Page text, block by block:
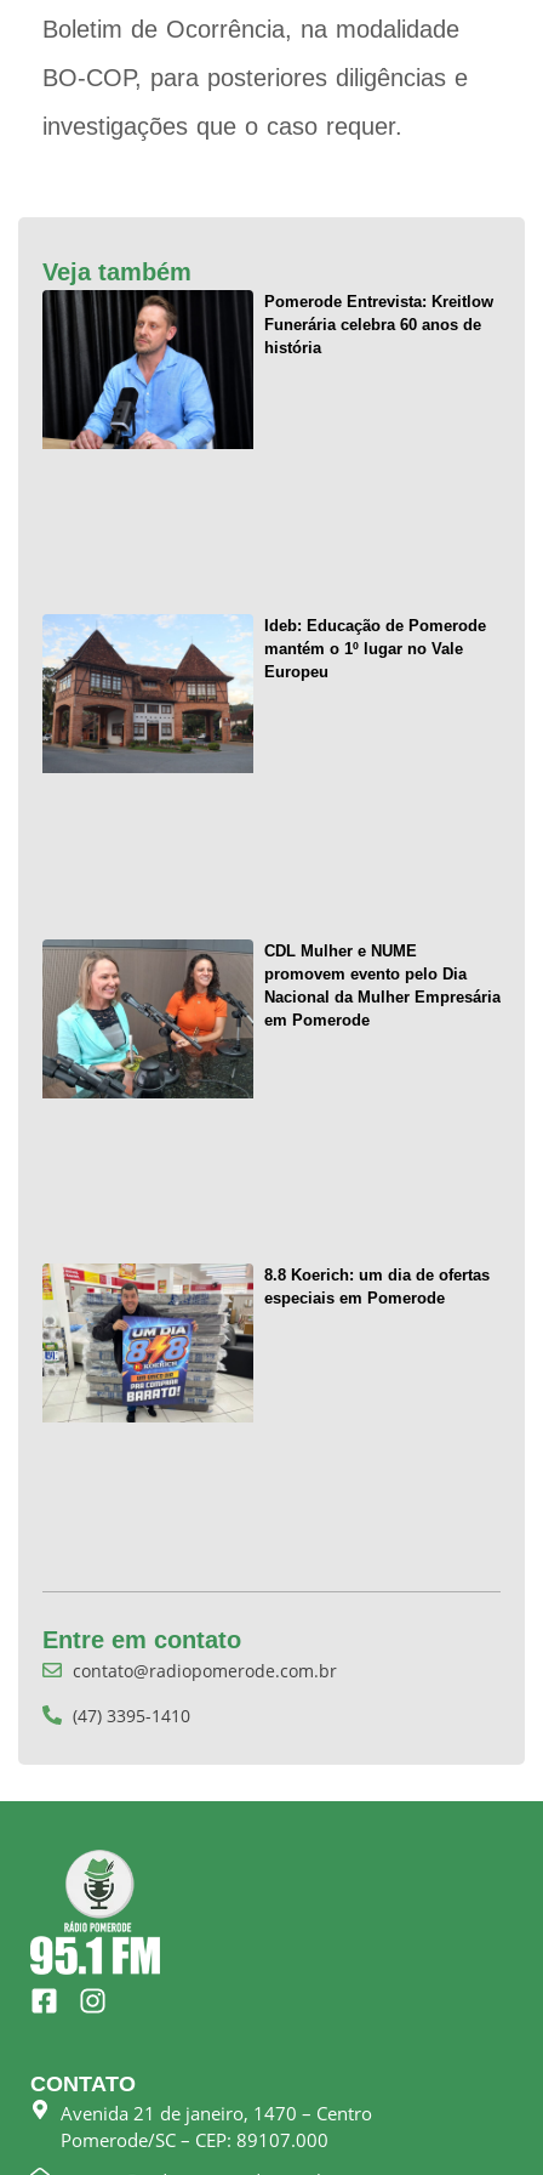
Boletim de Ocorrência, na modalidade
BO-COP, para posteriores diligências e
investigações que o caso requer.
Veja também
Pomerode Entrevista: Kreitlow
Funerária celebra 60 anos de
história
Ideb: Educação de Pomerode
mantém o 1º lugar no Vale
Europeu
CDL Mulher e NUME
promovem evento pelo Dia
Nacional da Mulher Empresária
em Pomerode
8.8 Koerich: um dia de ofertas
especiais em Pomerode
Entre em contato
contato@radiopomerode.com.br
(47) 3395-1410
F
a
e
b
o
I
n
t
a
g
r
CONTATO
Avenida 21 de janeiro, 1470 – Centro
Pomerode/SC – CEP: 89107.000